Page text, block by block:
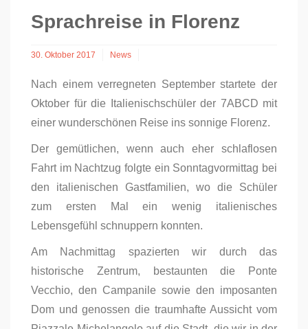
Sprachreise in Florenz
30. Oktober 2017 News
Nach einem verregneten September startete der
Oktober für die Italienischschüler der 7ABCD mit
einer wunderschönen Reise ins sonnige Florenz.
Der gemütlichen, wenn auch eher schlaflosen
Fahrt im Nachtzug folgte ein Sonntagvormittag bei
den italienischen Gastfamilien, wo die Schüler
zum ersten Mal ein wenig italienisches
Lebensgefühl schnuppern konnten.
Am Nachmittag spazierten wir durch das
historische Zentrum, bestaunten die Ponte
Vecchio, den Campanile sowie den imposanten
Dom und genossen die traumhafte Aussicht vom